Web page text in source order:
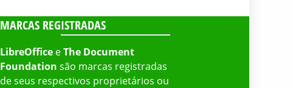
MARCAS REGISTRADAS
LibreOfficeeThe Document
Foundation são marcas registradas
de seus respectivos proprietários ou